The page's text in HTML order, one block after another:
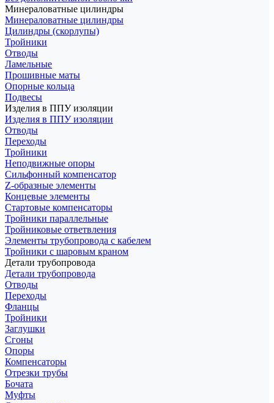
Минераловатные цилиндры
Минераловатные цилиндры
Цилиндры (скорлупы)
Тройники
Отводы
Ламельные
Прошивные маты
Опорные кольца
Подвесы
Изделия в ППУ изоляции
Изделия в ППУ изоляции
Отводы
Переходы
Тройники
Неподвижные опоры
Cильфонный компенсатор
Z-образные элементы
Концевые элементы
Стартовые компенсаторы
Тройники параллельные
Тройниковые ответвления
Элементы трубопровода с кабелем
Тройники с шаровым краном
Детали трубопровода
Детали трубопровода
Отводы
Переходы
Фланцы
Тройники
Заглушки
Сгоны
Опоры
Компенсаторы
Отрезки трубы
Бочата
Муфты